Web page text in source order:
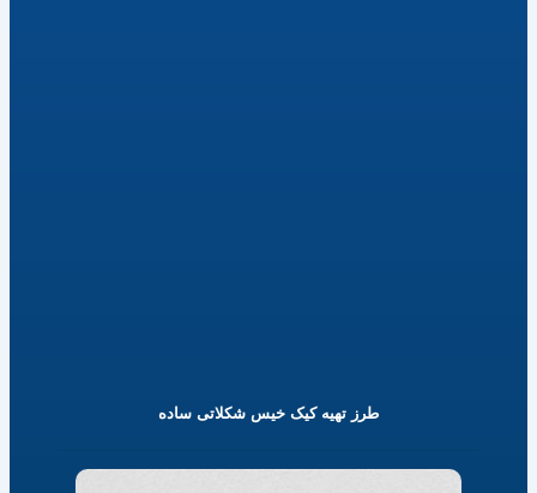
طرز تهیه کیک خیس شکلاتی ساده